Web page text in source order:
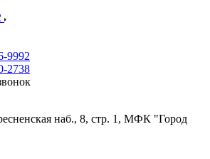
9992
2738
наб., 8, стр. 1, МФК "Город